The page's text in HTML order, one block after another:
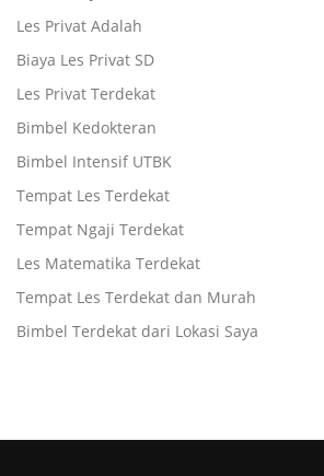
Les Privat Adalah
Biaya Les Privat SD
Les Privat Terdekat
Bimbel Kedokteran
Bimbel Intensif UTBK
Tempat Les Terdekat
Tempat Ngaji Terdekat
Les Matematika Terdekat
Tempat Les Terdekat dan Murah
Bimbel Terdekat dari Lokasi Saya